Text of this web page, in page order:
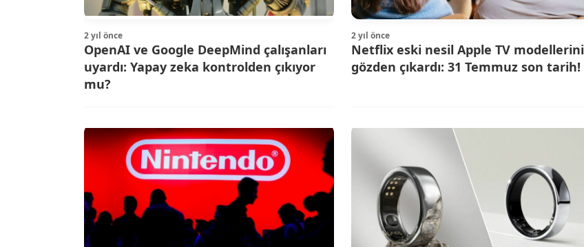
2 yıl önce
OpenAI ve Google DeepMind çalışanları
uyardı: Yapay zeka kontrolden çıkıyor
mu?
2 yıl önce
Netflix eski nesil Apple TV modellerini
gözden çıkardı: 31 Temmuz son tarih!